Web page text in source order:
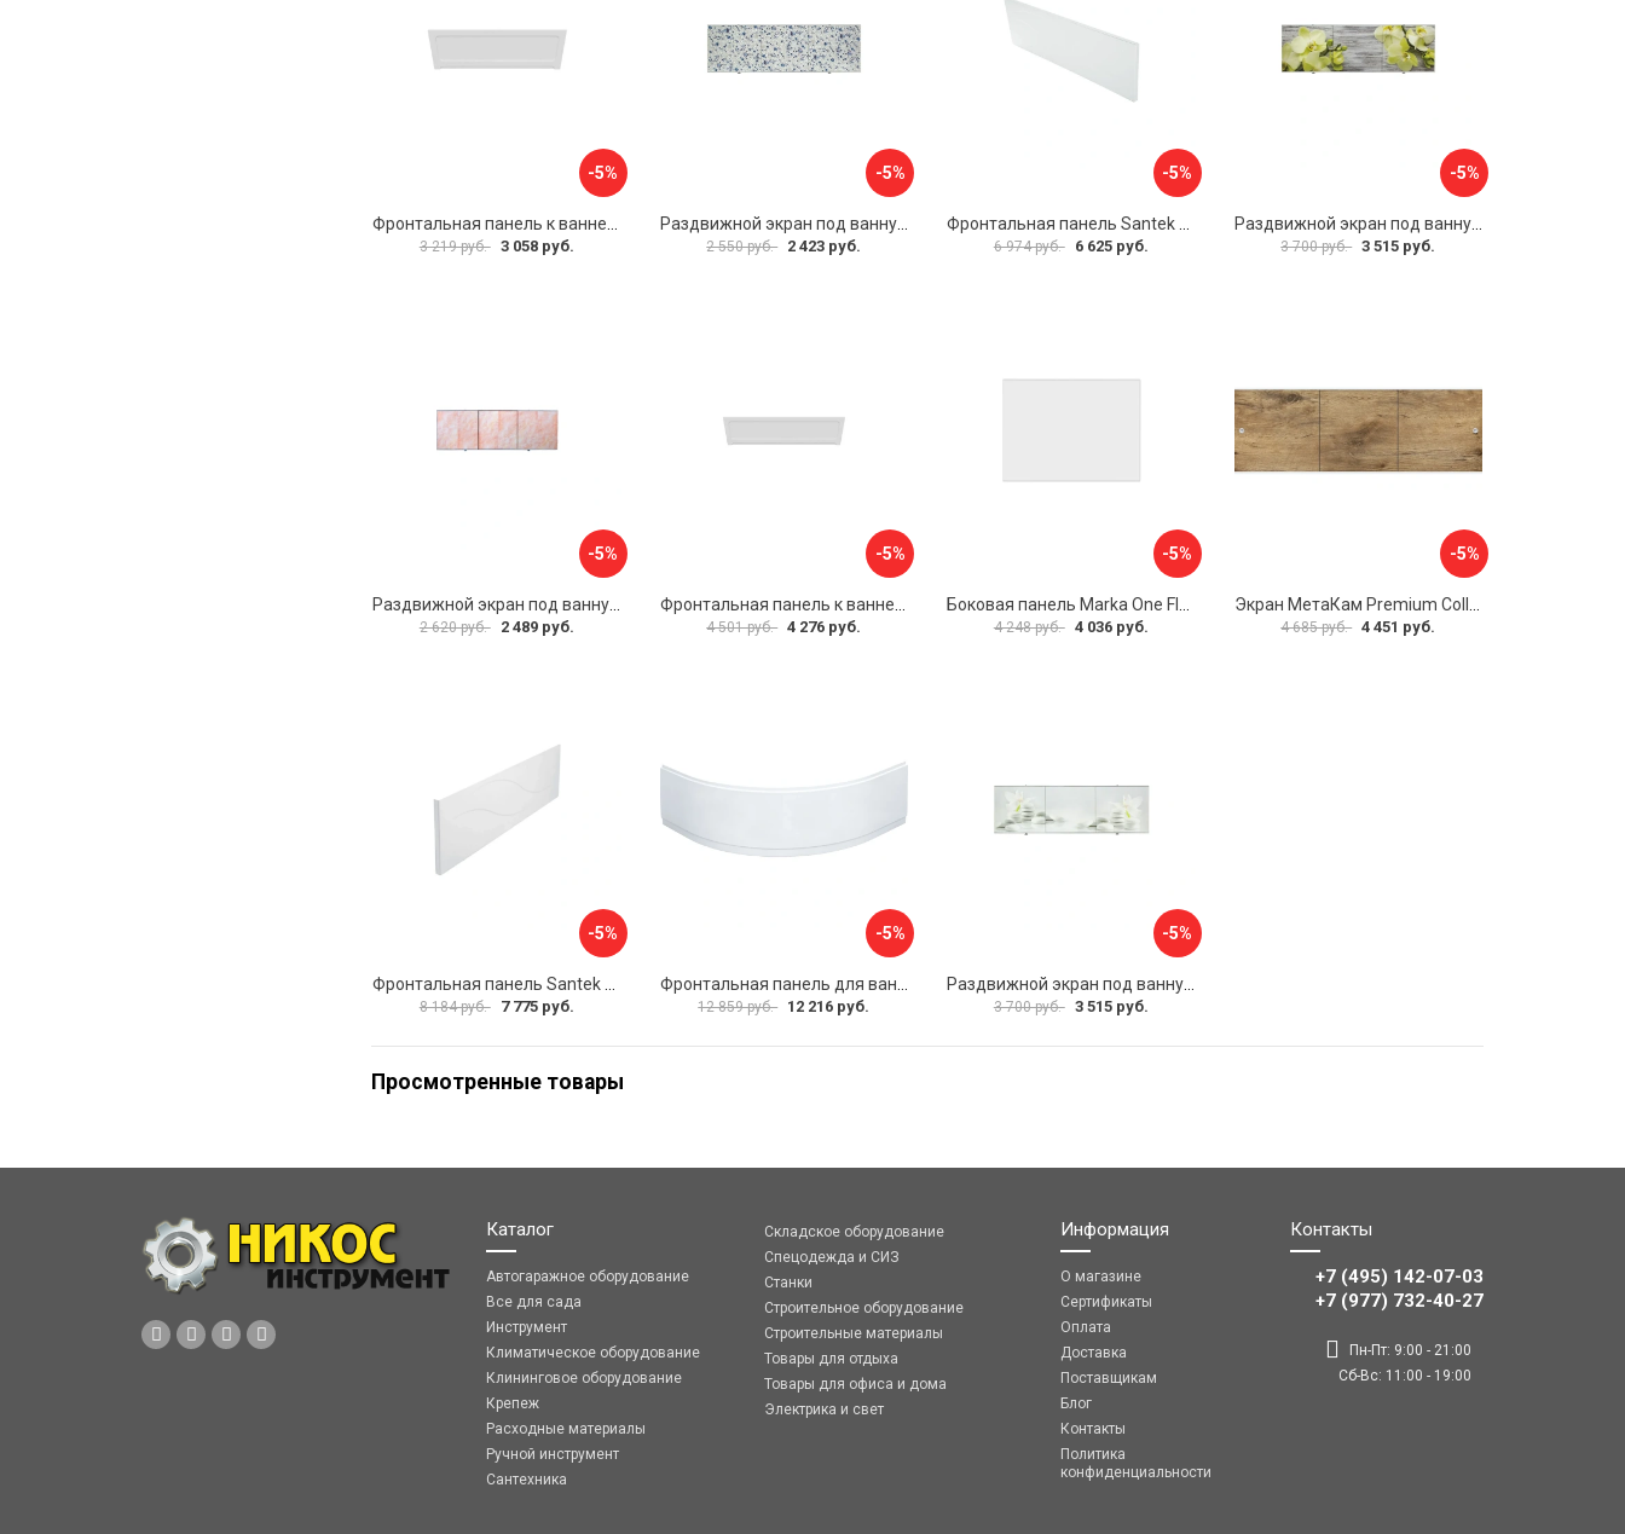
-5%
Фронтальная панель к ванне Мия Aquatek 00000089315
3 219 руб. 3 058 руб.
-5%
Раздвижной экран под ванну PERFECTO LINEA 36-001511
2 550 руб. 2 423 руб.
-5%
Фронтальная панель Santek 1.WH30.2.498 00000067322
6 974 руб. 6 625 руб.
-5%
Раздвижной экран под ванну PERFECTO LINEA 36-031509
3 700 руб. 3 515 руб.
-5%
2 620 руб. 2 489 руб.
-5%
4 501 руб. 4 276 руб.
-5%
4 248 руб. 4 036 руб.
-5%
4 685 руб. 4 451 руб.
-5%
8 184 руб. 7 775 руб.
-5%
12 859 руб. 12 216 руб.
-5%
3 700 руб. 3 515 руб.
Просмотренные товары
Каталог
Автогаражное оборудование
Все для сада
Инструмент
Климатическое оборудование
Клининговое оборудование
Крепеж
Расходные материалы
Ручной инструмент
Сантехника
Складское оборудование
Спецодежда и СИЗ
Станки
Строительное оборудование
Строительные материалы
Товары для отдыха
Товары для офиса и дома
Электрика и свет
Информация
О магазине
Сертификаты
Оплата
Доставка
Поставщикам
Блог
Контакты
Политика
конфиденциальности
Контакты
+7 (495) 142-07-03
‎‎+7 (977) 732-40-27
Пн-Пт: 9:00 - 21:00
Сб-Вс: 11:00 - 19:00